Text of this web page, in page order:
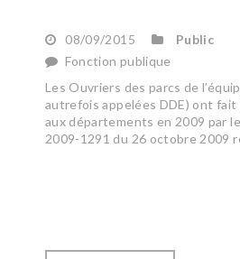
08/09/2015
Public
Fonction publique
Les Ouvriers des parcs de
autrefois appelées DDE) ont fait
aux départements en 2009 par
2009-1291 du 26 octobre 2009